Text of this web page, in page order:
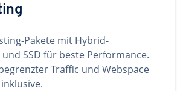
Pakete mit Hybrid-
SSD für beste Performance.
Traffic und Webspace